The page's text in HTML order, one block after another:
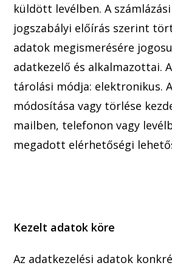
küldött levélben. A
jogszabályi előírás szerint
adatok megismerésére jogo
adatkezelő és alkalmazottai.
tárolási módja: elektronikus.
módosítása vagy törlése
mailben, telefonon vagy
megadott elérhetőségi
Kezelt adatok köre
Az adatkezelési adatok